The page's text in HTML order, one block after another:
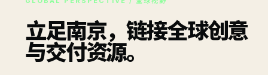
立足南京，链接全球创意
与交付资源。